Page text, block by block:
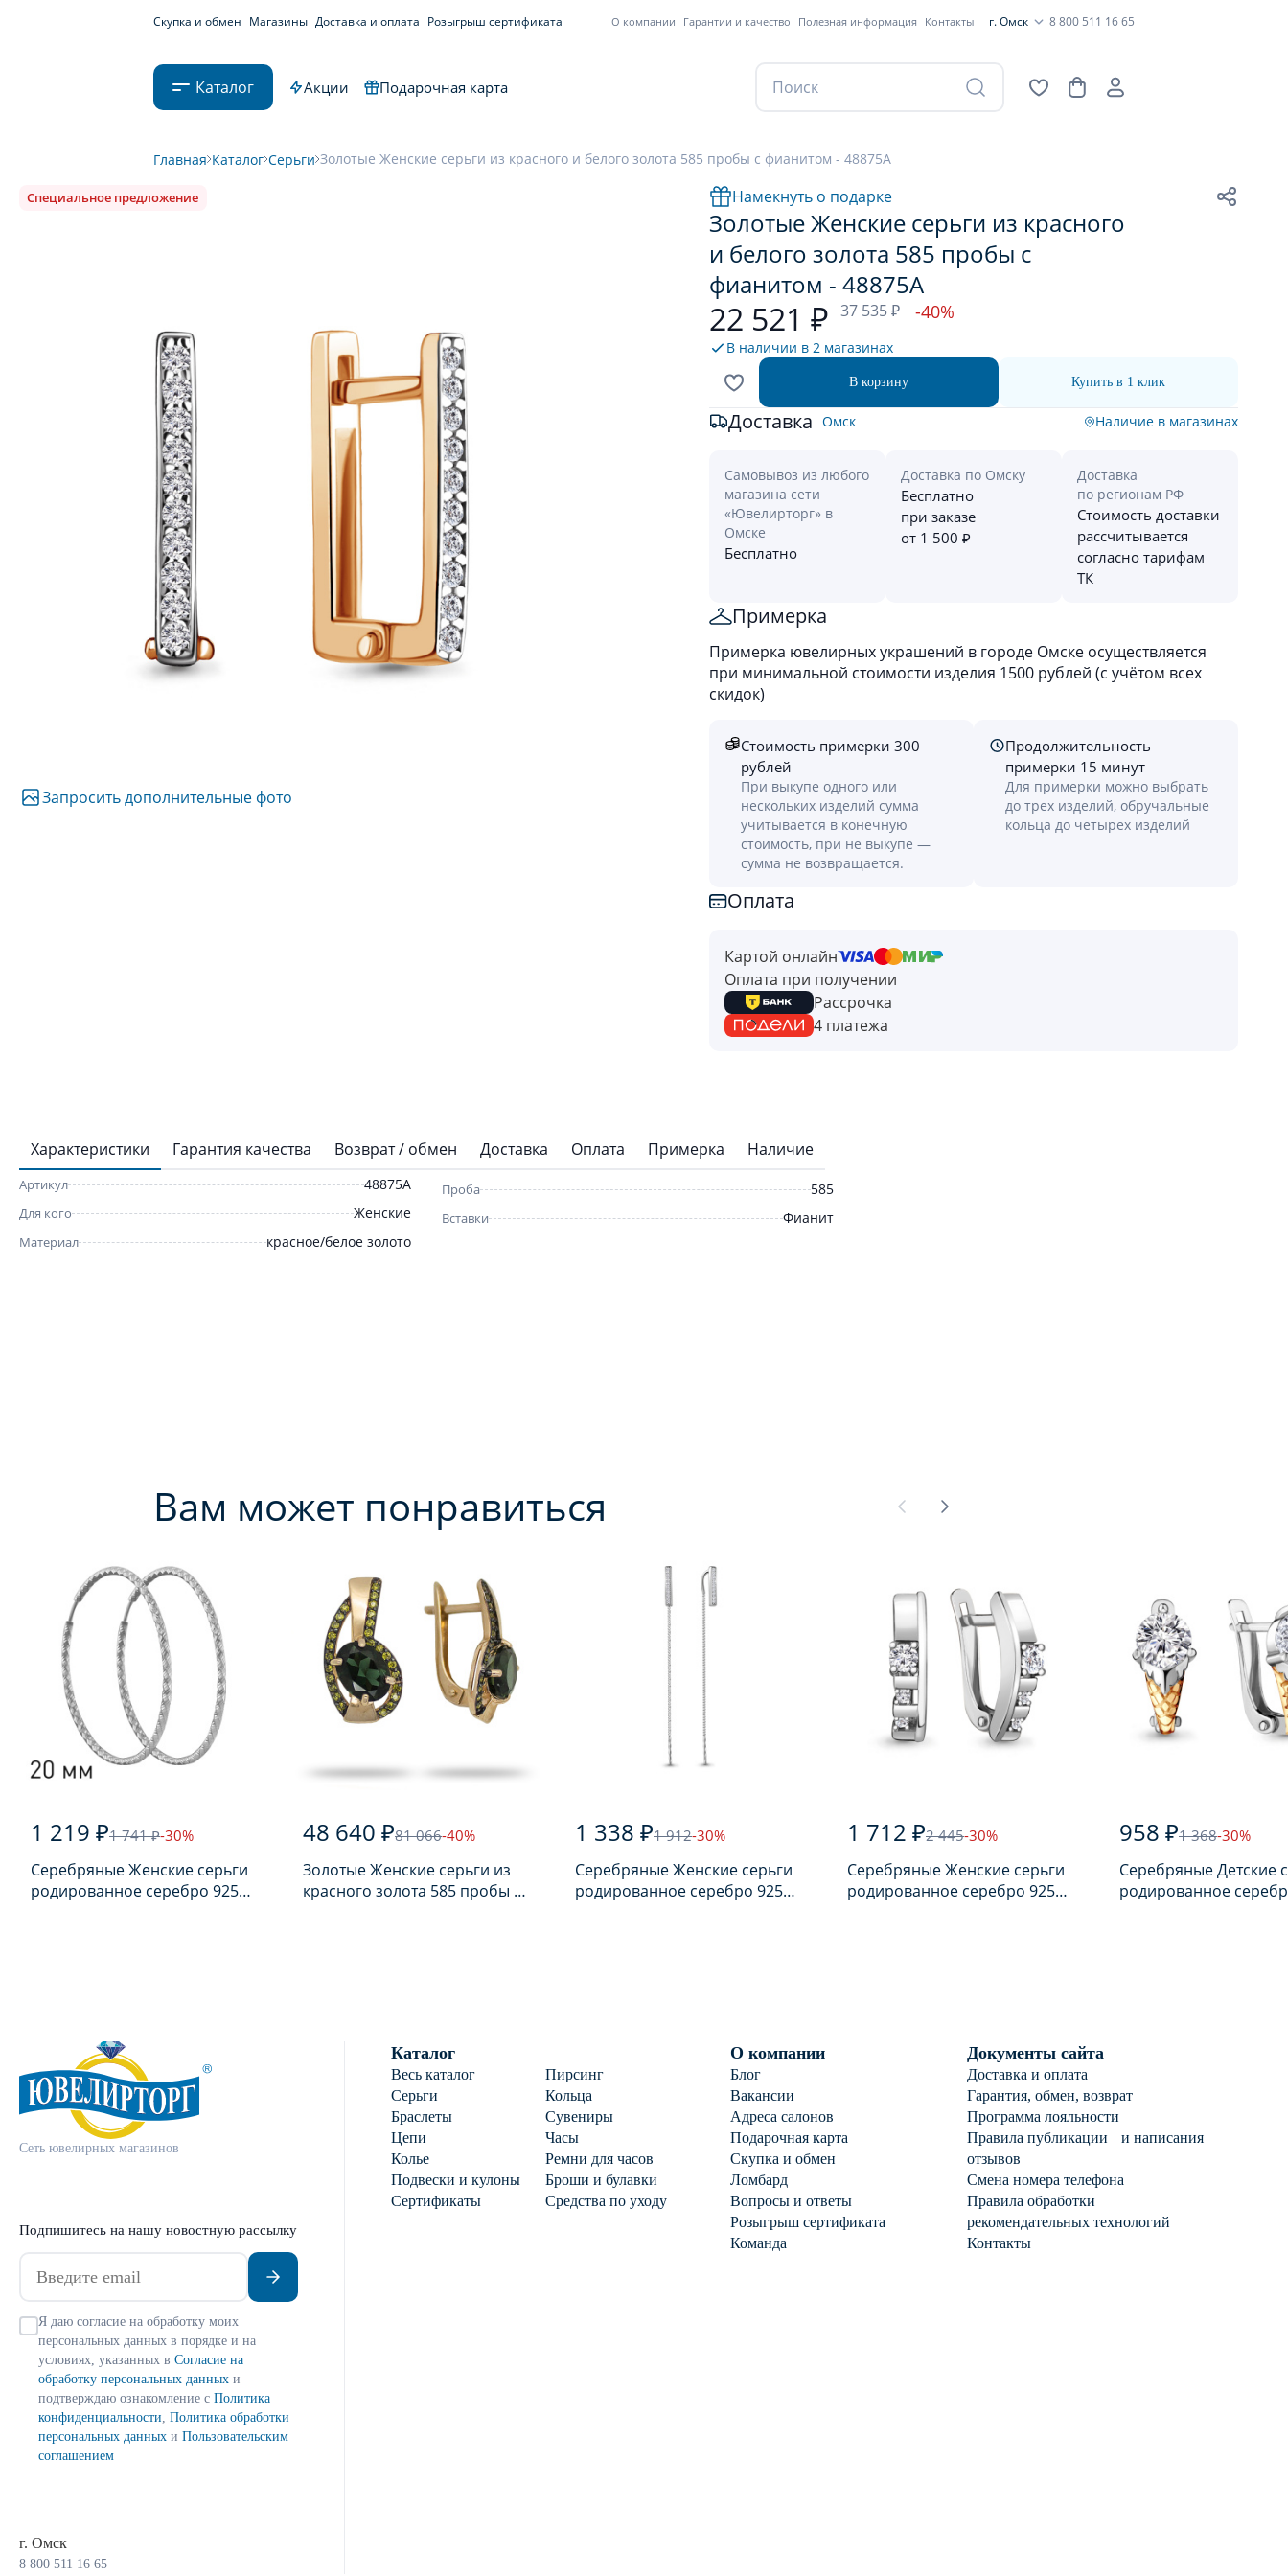
Скупка и обмен Магазины Доставка и оплата Розыгрыш сертификата О компании Гарантии и качество Полезная информация Контакты г. Омск 8 800 511 16 65
Каталог Акции Подарочная карта
Главная Каталог Серьги Золотые Женские серьги из красного и белого золота 585 пробы с фианитом - 48875А
Специальное предложение
Запросить дополнительные фото
Намекнуть о подарке
Золотые Женские серьги из красного
и белого золота 585 пробы с
фианитом - 48875А
22 521 ₽ 37 535 ₽ -40%
В наличии в 2 магазинах
В корзину Купить в 1 клик
Доставка Омск Наличие в магазинах
Самовывоз из любого
магазина сети
«Ювелирторг» в
Омске
Бесплатно
Доставка по Омску
Бесплатно
при заказе
от 1 500 ₽
Доставка
по регионам РФ
Стоимость доставки
рассчитывается
согласно тарифам
ТК
Примерка
Примерка ювелирных украшений в городе Омске осуществляется
при минимальной стоимости изделия 1500 рублей (с учётом всех
скидок)
Стоимость примерки 300
рублей
При выкупе одного или
нескольких изделий сумма
учитывается в конечную
стоимость, при не выкупе —
сумма не возвращается.
Продолжительность
примерки 15 минут
Для примерки можно выбрать
до трех изделий, обручальные
кольца до четырех изделий
Оплата
Картой онлайн
Оплата при получении
Рассрочка
4 платежа
Характеристики Гарантия качества Возврат / обмен Доставка Оплата Примерка Наличие
Артикул 48875А
Для кого Женские
Материал красное/белое золото
Проба 585
Вставки Фианит
Вам может понравиться
1 219 ₽1 741 ₽-30%
Серебряные Женские серьги
родированное серебро 925
48 640 ₽81 066-40%
Золотые Женские серьги из
красного золота 585 пробы с
1 338 ₽1 912-30%
Серебряные Женские серьги
родированное серебро 925
1 712 ₽2 445-30%
Серебряные Женские серьги
родированное серебро 925
958 ₽1 368-30%
Серебряные Детские
родированное
Сеть ювелирных магазинов
Подпишитесь на нашу новостную рассылку
Я даю согласие на обработку моих
персональных данных в порядке и на
условиях, указанных в Согласие на
обработку персональных данных и
подтверждаю ознакомление с Политика
конфиденциальности, Политика обработки
персональных данных и Пользовательским
соглашением
г. Омск
8 800 511 16 65
Каталог
Весь каталог
Пирсинг
Серьги
Кольца
Браслеты
Сувениры
Цепи
Часы
Колье
Ремни для часов
Подвески и кулоны
Броши и булавки
Сертификаты
Средства по уходу
О компании
Блог
Вакансии
Адреса салонов
Подарочная карта
Скупка и обмен
Ломбард
Вопросы и ответы
Розыгрыш сертификата
Команда
Документы сайта
Доставка и оплата
Гарантия, обмен, возврат
Программа лояльности
Правила публикации и написания
отзывов
Смена номера телефона
Правила обработки
рекомендательных технологий
Контакты